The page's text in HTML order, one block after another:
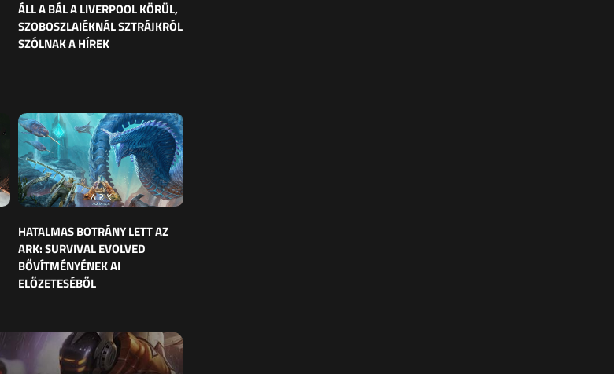
ÁLL A BÁL A LIVERPOOL KÖRÜL,
SZOBOSZLAIÉKNÁL SZTRÁJKRÓL
SZÓLNAK A HÍREK
HATALMAS BOTRÁNY LETT AZ
ARK: SURVIVAL EVOLVED
BŐVÍTMÉNYÉNEK AI
ELŐZETESÉBŐL